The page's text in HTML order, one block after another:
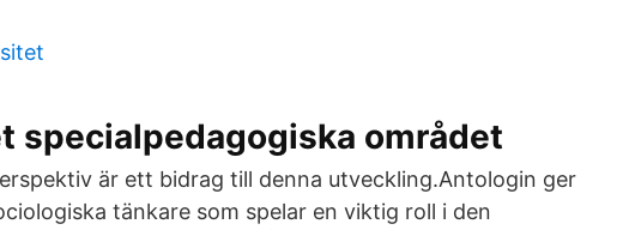
specialpedagogiska området
är ett bidrag till denna utveckling.Antologin ger
tänkare som spelar en viktig roll i den